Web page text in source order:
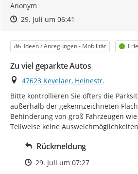
Anonym
Zeitpunkt des Erstellens
Zeitpunkt des Erstellens
29. Juli um 06:41
Kategorie
Ideen / Anregungen - Mobilität
Zu viel geparkte Autos
Ort
47623 Kevelaer, Heinestr.
Bitte kontrollieren Sie öfters die
außerhalb der gekennzeichneten
Behinderung von groß Fahrzeugen
Teilweise keine
Rückmeldung
Zeitpunkt des Erstellens
29. Juli um 07:27